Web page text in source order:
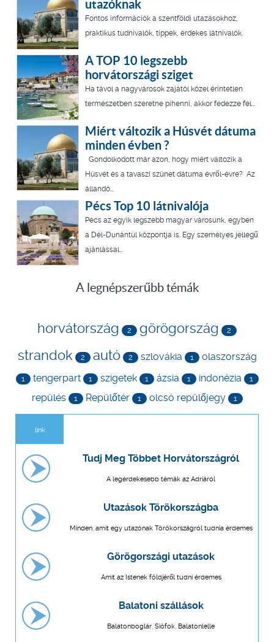
utazóknak
Fontos információk a szentföldi utazásokhoz,
praktikus tudnivalók, tippek, érdekes látnivalók.
A TOP 10 legszebb
horvátországi sziget
Ha távol a nagyvárosok zajától közel érintetlen
természetben szeretne pihenni, akkor fedezze fel...
Miért változik a Húsvét dátuma
minden évben ?
Gondolkodott már azon, hogy miért változik a
Húsvét és a tavaszi szünet dátuma évről-évre? Az
állandó...
Pécs Top 10 látnivalója
Pécs az egyik legszebb magyar városunk, egyben
a Dél-Dunántúl központja is. Egy személyes jellegű
ajánlással...
A legnépszerűbb témák
horvátország 2 görögország 2
strandok 2 autó 2 szlovákia 1 olaszország
1 tengerpart 1 szigetek 1 ázsia 1 indonézia 1
repülés 1 Repülőtér 1 olcsó repülőjegy 1
link
Tudj Meg Többet Horvátországról
A legérdekesebb témák az Adriáról
Utazások Törökországba
Minden, amit egy utazónak Törökországról tudnia érdemes
Görögországi utazások
Amit az Istenek földjéről tudni érdemes
Balatoni szállások
Balatonboglár, Siófok, Balatonlelle